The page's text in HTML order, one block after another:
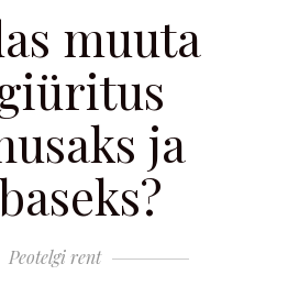
muuta
ja
Peotelgi rent